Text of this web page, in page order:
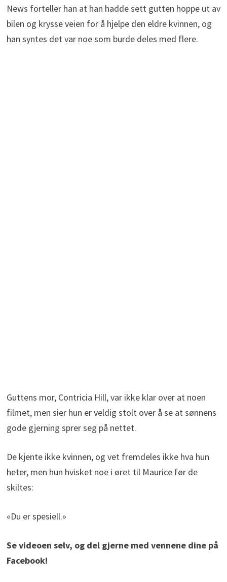
News forteller han at han hadde sett gutten hoppe ut av
bilen og krysse veien for å hjelpe den eldre kvinnen, og
han syntes det var noe som burde deles med flere.
Guttens mor, Contricia Hill, var ikke klar over at noen
filmet, men sier hun er veldig stolt over å se at sønnens
gode gjerning sprer seg på nettet.
De kjente ikke kvinnen, og vet fremdeles ikke hva hun
heter, men hun hvisket noe i øret til Maurice før de
skiltes:
«Du er spesiell.»
Se videoen selv, og del gjerne med vennene dine på
Facebook!